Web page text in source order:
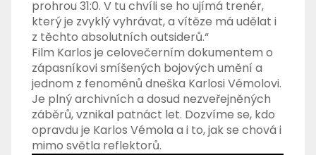
prohrou 31:0. V tu chvíli se ho ujímá trenér,
který je zvyklý vyhrávat, a vítěze má udělat i
z těchto absolutních outsiderů.“
Film Karlos je celovečerním dokumentem o
zápasníkovi smíšených bojových umění a
jednom z fenoménů dneška Karlosi Vémolovi.
Je plný archivních a dosud nezveřejněných
záběrů, vznikal patnáct let. Dozvíme se, kdo
opravdu je Karlos Vémola a i to, jak se chová i
mimo světla reflektorů.